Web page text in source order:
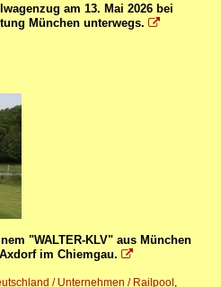
am 13. Mai 2026 bei
München unterwegs. 
"WALTER-KLV" aus München
im Chiemgau. 
/ Unternehmen / Railpool,